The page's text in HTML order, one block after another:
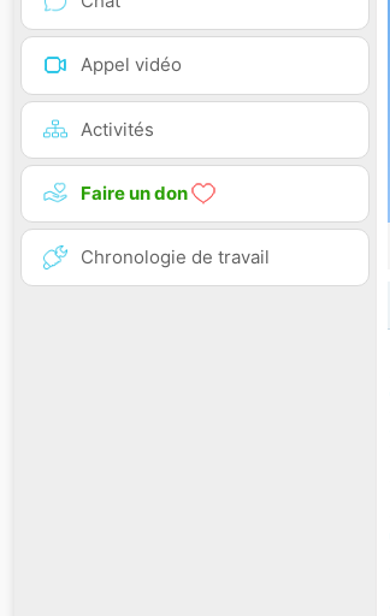
Appel vidéo
Activités
Faire un don
Chronologie de travail